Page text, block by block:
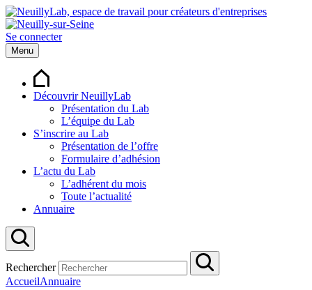
Se connecter
Menu
Découvrir NeuillyLab
Présentation du Lab
L’équipe du Lab
S’inscrire au Lab
Présentation de l’offre
Formulaire d’adhésion
L’actu du Lab
L’adhérent du mois
Toute l’actualité
Annuaire
Rechercher
AccueilAnnuaire